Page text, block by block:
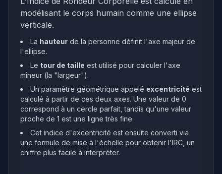
modélisant le corps humain comme une ellipse
verticale.
La hauteur de la personne définit l'axe majeur de
l'ellipse.
Le tour de taille est utilisé pour calculer l'axe
mineur (la "largeur").
Un paramètre géométrique appelé excentricité est
calculé à partir de ces deux axes. Une valeur de 0
correspond à un cercle parfait, tandis qu'une valeur
proche de 1 est une ligne très fine.
Cet indice d'excentricité est ensuite converti via
une formule de mise à l'échelle pour obtenir l'IRC, un
chiffre plus facile à interpréter.